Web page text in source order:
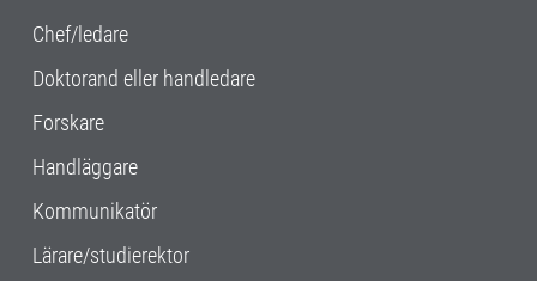
Chef/ledare
Doktorand eller handledare
Forskare
Handläggare
Kommunikatör
Lärare/studierektor